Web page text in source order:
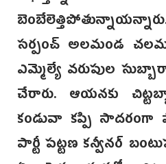
సర్పంచ్ అలమండ
ఎమ్మెల్యే వరుపుల
చేరారు. ఆయనకు
కండువా కప్పి సాదరంగా
పార్టీ పట్టణ కన్వీనర్